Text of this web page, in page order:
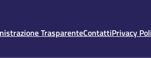
TrasparenteContattiPrivacy